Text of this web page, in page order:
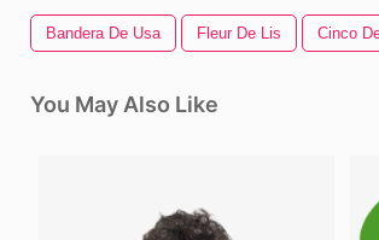
Bandera De Usa Fleur De Lis Cinco
You May Also Like